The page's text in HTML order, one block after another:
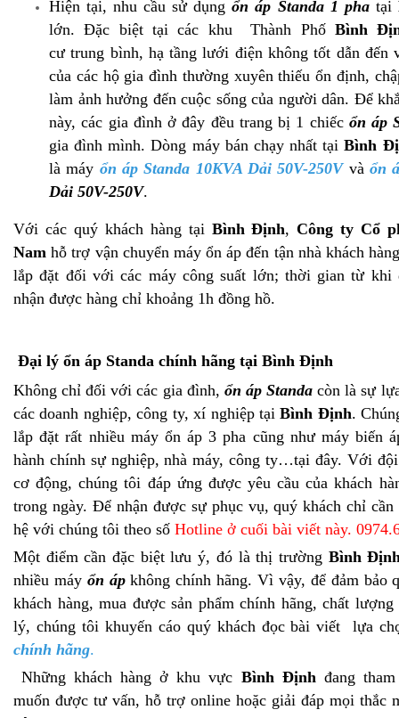
Hiện tại, nhu cầu sử dụngổn áp Standa 1 phatại
lớn. Đặc biệt tại các khu Thành Phố Bình
cư trung bình, hạ tầng lưới điện không tốt dẫn đến
của các hộ gia đình thường xuyên thiếu ổn định,
làm ảnh hưởng đến cuộc sống của người dân. Để
này, các gia đình ở đây đều trang bị 1 chiếc ổn áp
gia đình mình. Dòng máy bán chạy nhất tạiBình
là máy ổn áp Standa 10KVA Dải 50V-250Vvàổn
Dải 50V-250V.
Với các quý khách hàng tại Bình Định,Công ty Cổ
Nam hỗ trợ vận chuyển máy ổn áp đến tận nhà khách
lắp đặt đối với các máy công suất lớn; thời gian từ khi
nhận được hàng chỉ khoảng 1h đồng hồ.
Đại lý ổn áp Standa chính hãng tại Bình Định
Không chỉ đối với các gia đình, ổn áp Standa còn là sự
các doanh nghiệp, công ty, xí nghiệp tạiBình Định.
lắp đặt rất nhiều máy ổn áp 3 pha cũng như máy biến
hành chính sự nghiệp, nhà máy, công ty…tại đây. Với
cơ động, chúng tôi đáp ứng được yêu cầu của khách
trong ngày. Để nhận được sự phục vụ, quý khách chỉ
hệ với chúng tôi theo số Hotline ở cuối bài viết này.
Một điểm cần đặc biệt lưu ý, đó là thị trường Bình
nhiều máy ổn ápkhông chính hãng. Vì vậy, để đảm bảo
khách hàng, mua được sản phẩm chính hãng, chất
lý, chúng tôi khuyến cáo quý khách đọc bài viết lựa
chính hãng.
Những khách hàng ở khu vực Bình Địnhđang tham
muốn được tư vấn, hỗ trợ online hoặc giải đáp mọi thắc